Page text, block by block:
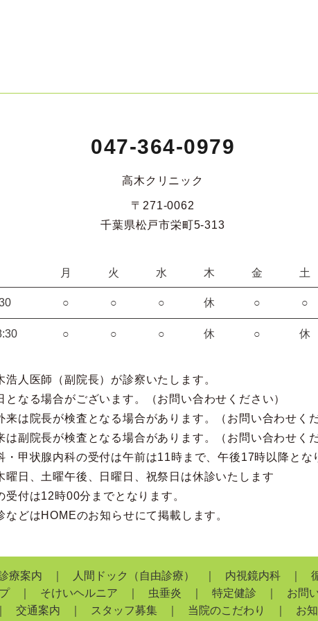
047-364-0979
高木クリニック
〒271-0062
千葉県松戸市栄町5-313
月 火 水 木 金 土
○ ○ ○ 休 ○ ○
○ ○ ○ 休 ○ 休
浩人医師（副院長）が診察いたします。
となる場合がございます。（お問い合わせください）
来は院長が検査となる場合があります。（お問い合わせく
は副院長が検査となる場合があります。（お問い合わせく
・甲状腺内科の受付は午前は11時まで、午後17時以降とな
曜日、土曜午後、日曜日、祝祭日は休診いたします
付は12時00分までとなります。
どはHOMEのお知らせにて掲載します。
療案内 人間ドック（自由診療） 内視鏡内科
そけいヘルニア 虫垂炎 特定健診
お問
交通案内
スタッフ募集 当院のこだわり お